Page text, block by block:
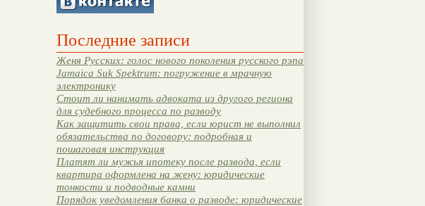
Последние записи
Женя Русских: голос нового поколения русского рэпа
Jamaica Suk Spektrum: погружение в мрачную
электронику
Стоит ли нанимать адвоката из другого региона
для судебного процесса по разводу
Как защитить свои права, если юрист не выполнил
обязательства по договору: подробная и
пошаговая инструкция
Платят ли мужья ипотеку после развода, если
квартира оформлена на жену: юридические
тонкости и подводные камни
Порядок уведомления банка о разводе: юридические